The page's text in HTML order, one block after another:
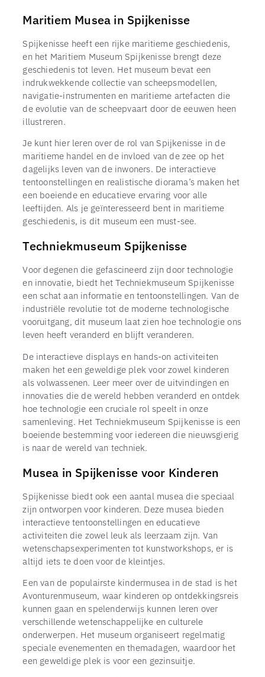
Maritiem Musea in Spijkenisse
Spijkenisse heeft een rijke maritieme geschiedenis,
en het Maritiem Museum Spijkenisse brengt deze
geschiedenis tot leven. Het museum bevat een
indrukwekkende collectie van scheepsmodellen,
navigatie-instrumenten en maritieme artefacten die
de evolutie van de scheepvaart door de eeuwen heen
illustreren.
Je kunt hier leren over de rol van Spijkenisse in de
maritieme handel en de invloed van de zee op het
dagelijks leven van de inwoners. De interactieve
tentoonstellingen en realistische diorama’s maken het
een boeiende en educatieve ervaring voor alle
leeftijden. Als je geïnteresseerd bent in maritieme
geschiedenis, is dit museum een must-see.
Techniekmuseum Spijkenisse
Voor degenen die gefascineerd zijn door technologie
en innovatie, biedt het Techniekmuseum Spijkenisse
een schat aan informatie en tentoonstellingen. Van de
industriële revolutie tot de moderne technologische
vooruitgang, dit museum laat zien hoe technologie ons
leven heeft veranderd en blijft veranderen.
De interactieve displays en hands-on activiteiten
maken het een geweldige plek voor zowel kinderen
als volwassenen. Leer meer over de uitvindingen en
innovaties die de wereld hebben veranderd en ontdek
hoe technologie een cruciale rol speelt in onze
samenleving. Het Techniekmuseum Spijkenisse is een
boeiende bestemming voor iedereen die nieuwsgierig
is naar de wereld van techniek.
Musea in Spijkenisse voor Kinderen
Spijkenisse biedt ook een aantal musea die speciaal
zijn ontworpen voor kinderen. Deze musea bieden
interactieve tentoonstellingen en educatieve
activiteiten die zowel leuk als leerzaam zijn. Van
wetenschapsexperimenten tot kunstworkshops, er is
altijd iets te doen voor de kleintjes.
Een van de populairste kindermusea in de stad is het
Avonturenmuseum, waar kinderen op ontdekkingsreis
kunnen gaan en spelenderwijs kunnen leren over
verschillende wetenschappelijke en culturele
onderwerpen. Het museum organiseert regelmatig
speciale evenementen en themadagen, waardoor het
een geweldige plek is voor een gezinsuitje.